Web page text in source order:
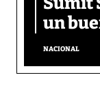
un
NACIONAL